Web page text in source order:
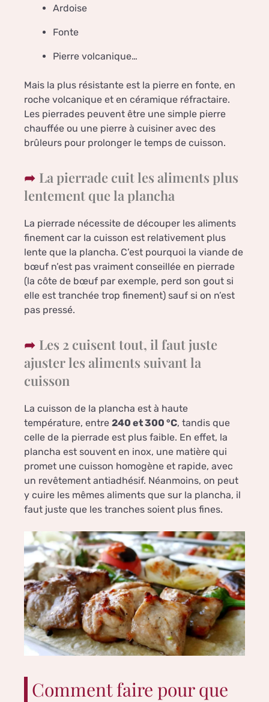
Ardoise
Fonte
Pierre volcanique…
Mais la plus résistante est la pierre en fonte, en
roche volcanique et en céramique réfractaire.
Les pierrades peuvent être une simple pierre
chauffée ou une pierre à cuisiner avec des
brûleurs pour prolonger le temps de cuisson.
La pierrade cuit les aliments plus
lentement que la plancha
La pierrade nécessite de découper les aliments
finement car la cuisson est relativement plus
lente que la plancha. C’est pourquoi la viande de
bœuf n’est pas vraiment conseillée en pierrade
(la côte de bœuf par exemple, perd son gout si
elle est tranchée trop finement) sauf si on n’est
pas pressé.
Les 2 cuisent tout, il faut juste
ajuster les aliments suivant la
cuisson
La cuisson de la plancha est à haute
température, entre 240 et 300 °C, tandis que
celle de la pierrade est plus faible. En effet, la
plancha est souvent en inox, une matière qui
promet une cuisson homogène et rapide, avec
un revêtement antiadhésif. Néanmoins, on peut
y cuire les mêmes aliments que sur la plancha, il
faut juste que les tranches soient plus fines.
Comment faire pour que